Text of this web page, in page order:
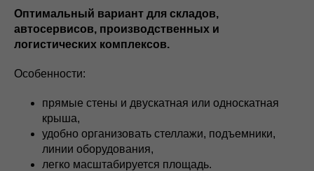
Оптимальный вариант для складов,
автосервисов, производственных и
логистических комплексов.
Особенности:
прямые стены и двускатная или односкатная
крыша,
удобно организовать стеллажи, подъемники,
линии оборудования,
легко масштабируется площадь.